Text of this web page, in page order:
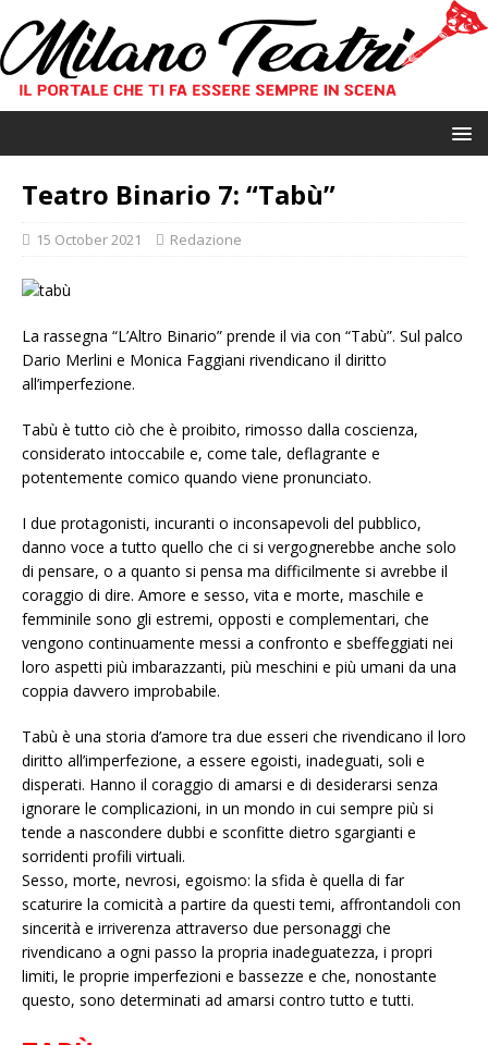
Teatro Binario 7: “Tabù”
15 October 2021 Redazione
La rassegna “L’Altro Binario” prende il via con “Tabù”. Sul palco
Dario Merlini e Monica Faggiani rivendicano il diritto
all’imperfezione.
Tabù è tutto ciò che è proibito, rimosso dalla coscienza,
considerato intoccabile e, come tale, deflagrante e
potentemente comico quando viene pronunciato.
I due protagonisti, incuranti o inconsapevoli del pubblico,
danno voce a tutto quello che ci si vergognerebbe anche solo
di pensare, o a quanto si pensa ma difficilmente si avrebbe il
coraggio di dire. Amore e sesso, vita e morte, maschile e
femminile sono gli estremi, opposti e complementari, che
vengono continuamente messi a confronto e sbeffeggiati nei
loro aspetti più imbarazzanti, più meschini e più umani da una
coppia davvero improbabile.
Tabù è una storia d’amore tra due esseri che rivendicano il loro
diritto all’imperfezione, a essere egoisti, inadeguati, soli e
disperati. Hanno il coraggio di amarsi e di desiderarsi senza
ignorare le complicazioni, in un mondo in cui sempre più si
tende a nascondere dubbi e sconfitte dietro sgargianti e
sorridenti profili virtuali.
Sesso, morte, nevrosi, egoismo: la sfida è quella di far
scaturire la comicità a partire da questi temi, affrontandoli con
sincerità e irriverenza attraverso due personaggi che
rivendicano a ogni passo la propria inadeguatezza, i propri
limiti, le proprie imperfezioni e bassezze e che, nonostante
questo, sono determinati ad amarsi contro tutto e tutti.